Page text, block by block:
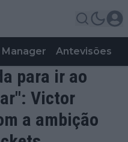
Antevisões
para ir ao
Victor
a ambição